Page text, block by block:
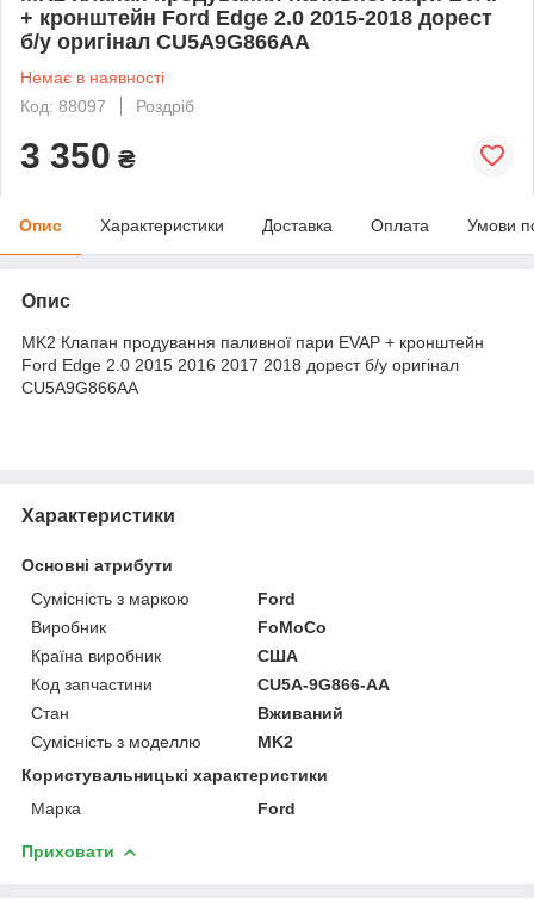
+ кронштейн Ford Edge 2.0 2015-2018 дорест
б/у оригінал CU5A9G866AA
Немає в наявності
Код: 88097
Роздріб
3 350 ₴
Опис Характеристики Доставка Оплата Умови
Опис
MK2 Клапан продування паливної пари EVAP + кронштейн
Ford Edge 2.0 2015 2016 2017 2018 дорест б/у оригінал
CU5A9G866AA
Характеристики
Основні атрибути
Сумісність з маркою
Ford
Виробник
FoMoCo
Країна виробник
США
Код запчастини
CU5A-9G866-AA
Стан
Вживаний
Сумісність з моделлю
MK2
Користувальницькі характеристики
Марка
Ford
Приховати